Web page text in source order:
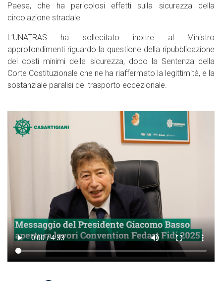
Paese, che ha pericolosi effetti sulla sicurezza della
circolazione stradale.
L’UNATRAS ha sollecitato inoltre al Ministro
approfondimenti riguardo la questione della ripubblicazione
dei costi minimi della sicurezza, dopo la Sentenza della
Corte Costituzionale che ne ha riaffermato la legittimità, e la
sostanziale paralisi del trasporto eccezionale.